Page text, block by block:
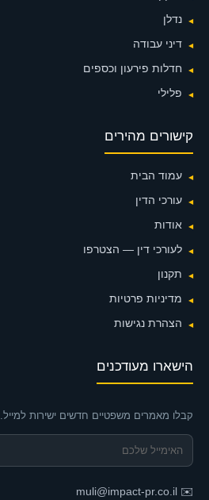
נדלן
דיני עבודה
חדלות פירעון וכספים
פלילי
קישורים מהירים
עמוד הבית
עורכי הדין
אודות
לעורכי דין — הצטרפו
תקנון
מדיניות פרטיות
הצהרת נגישות
הישארו מעודכנים
קבלו מאמרים משפטיים חדשים ישירות למייל.
✉️
muli@impact-pr.co.il